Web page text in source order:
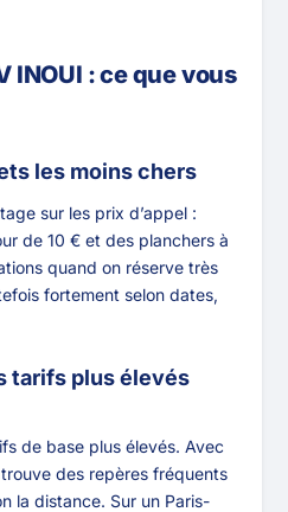
INOUI : ce que vous
les moins chers
sur les prix d’appel :
de 10 € et des planchers à
quand on réserve très
fortement selon dates,
tarifs plus élevés
de base plus élevés. Avec
des repères fréquents
la distance. Sur un Paris-